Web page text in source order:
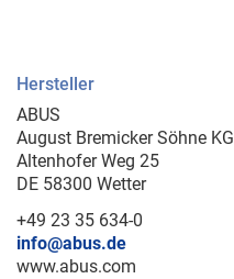
Hersteller
ABUS
August Bremicker Söhne KG
Altenhofer Weg 25
DE 58300 Wetter
+49 23 35 634-0
info@abus.de
www.abus.com